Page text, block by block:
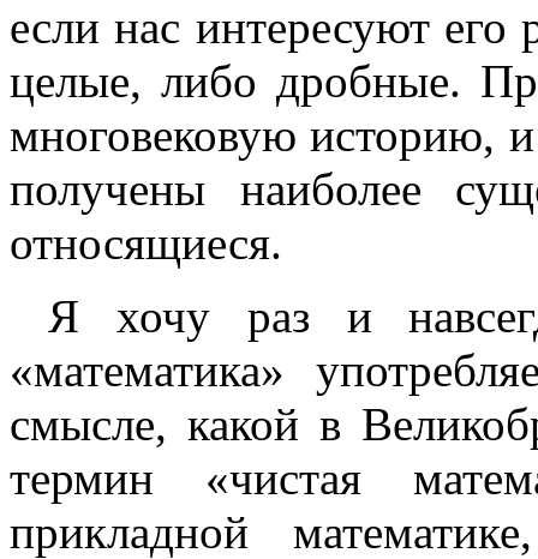
если нас интересуют
целые, либо дробные.
многовековую историю,
получены наиболее
относящиеся.
Я хочу раз и
«математика»
смысле, какой в
термин «чистая
прикладной